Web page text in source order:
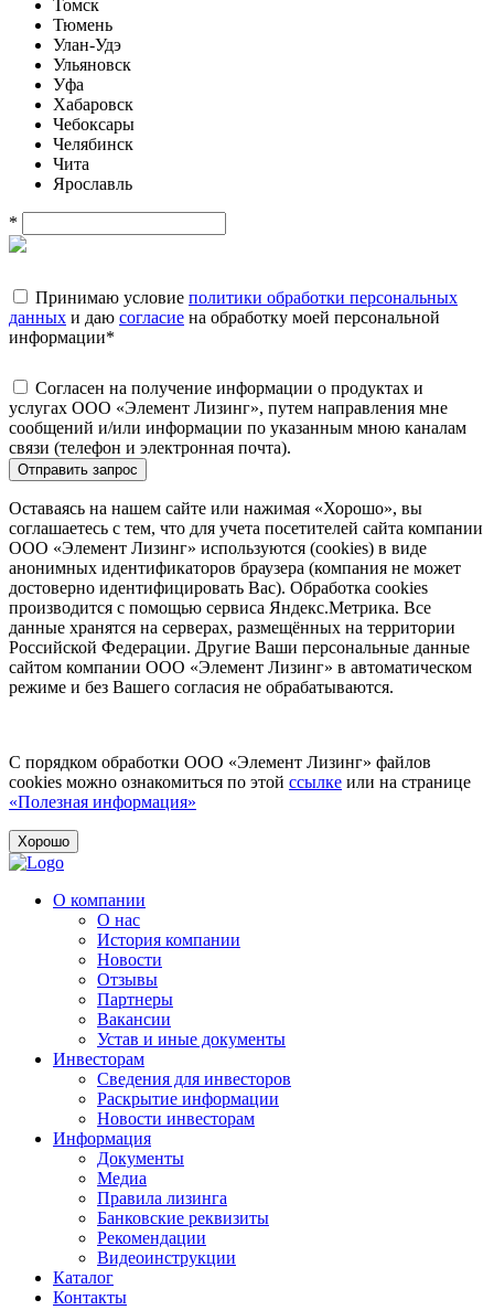
Томск
Тюмень
Улан-Удэ
Ульяновск
Уфа
Хабаровск
Чебоксары
Челябинск
Чита
Ярославль
*
Принимаю условие политики обработки персональных
данных и даю согласие на обработку моей персональной
информации*
Согласен на получение информации о продуктах и
услугах ООО «Элемент Лизинг», путем направления мне
сообщений и/или информации по указанным мною каналам
связи (телефон и электронная почта).
Отправить запрос
Оставаясь на нашем сайте или нажимая «Хорошо», вы
соглашаетесь с тем, что для учета посетителей сайта компании
ООО «Элемент Лизинг» используются (cookies) в виде
анонимных идентификаторов браузера (компания не может
достоверно идентифицировать Вас). Обработка cookies
производится с помощью сервиса Яндекс.Метрика. Все
данные хранятся на серверах, размещённых на территории
Российской Федерации. Другие Ваши персональные данные
сайтом компании ООО «Элемент Лизинг» в автоматическом
режиме и без Вашего согласия не обрабатываются.
С порядком обработки ООО «Элемент Лизинг» файлов
cookies можно ознакомиться по этой ссылке или на странице
«Полезная информация»
Хорошо
О компании
О нас
История компании
Новости
Отзывы
Партнеры
Вакансии
Устав и иные документы
Инвесторам
Сведения для инвесторов
Раскрытие информации
Новости инвесторам
Информация
Документы
Медиа
Правила лизинга
Банковские реквизиты
Рекомендации
Видеоинструкции
Каталог
Контакты